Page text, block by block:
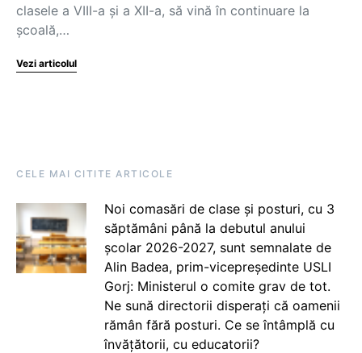
clasele a VIII-a și a XII-a, să vină în continuare la
școală,…
Vezi articolul
CELE MAI CITITE ARTICOLE
Noi comasări de clase și posturi, cu 3
săptămâni până la debutul anului
școlar 2026-2027, sunt semnalate de
Alin Badea, prim-vicepreședinte USLI
Gorj: Ministerul o comite grav de tot.
Ne sună directorii disperați că oamenii
rămân fără posturi. Ce se întâmplă cu
învățătorii, cu educatorii?